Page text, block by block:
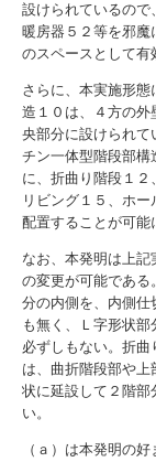
設けられているので
暖房器５２等を邪魔
のスペースとして有
さらに、本実施形
造１０は、４方の外
央部分に設けられて
チン一体型階段部構
に、折曲り階段１２
リビング１５、ホー
配置することが可能
なお、本発明は上記
の変更が可能である
分の内側を、内側仕
も無く、Ｌ字形状
必ずしもない。折
は、曲折階段部や
状に延設して２階部
い。
（ａ）は本発明の